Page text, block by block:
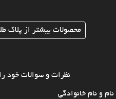
محصولات بیشتر از پلاک
نظرات و سوالات خود
نام و نام خانوادگی